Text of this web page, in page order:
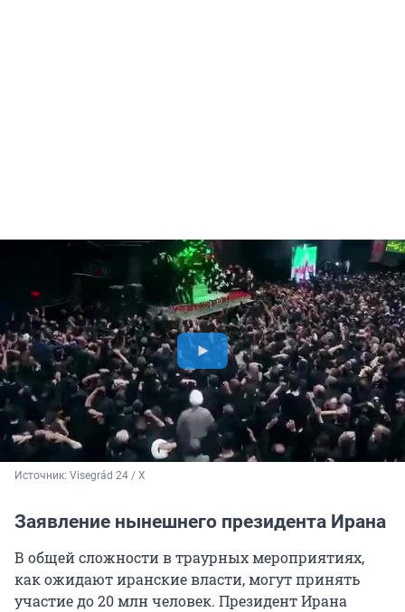
Источник: Visegrád 24 / X
Заявление нынешнего президента Ирана
В общей сложности в траурных мероприятиях,
как ожидают иранские власти, могут принять
участие до 20 млн человек. Президент Ирана